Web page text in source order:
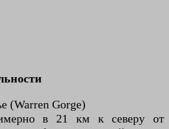
(Warren Gorge)
в 21 км к северу от